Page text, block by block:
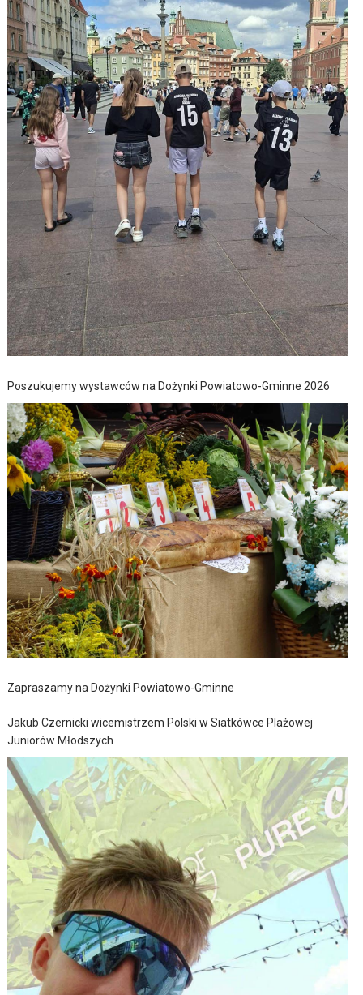
Poszukujemy wystawców na Dożynki Powiatowo-Gminne 2026
Zapraszamy na Dożynki Powiatowo-Gminne
Jakub Czernicki wicemistrzem Polski w Siatkówce Plażowej
Juniorów Młodszych